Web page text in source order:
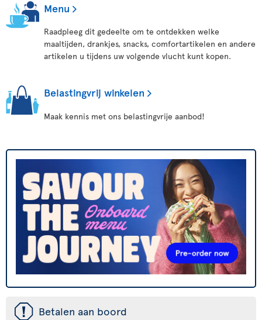
Menu
Raadpleeg dit gedeelte om te ontdekken welke
maaltijden, drankjes, snacks, comfortartikelen en andere
artikelen u tijdens uw volgende vlucht kunt kopen.
Belastingvrij winkelen
Maak kennis met ons belastingvrije aanbod!
ü Betalen aan boord